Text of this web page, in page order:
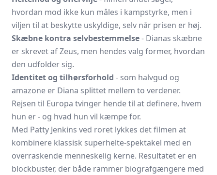
hvordan mod ikke kun måles i kampstyrke, men i
viljen til at beskytte uskyldige, selv når prisen er høj.
Skæbne kontra selvbestemmelse- Dianas skæbne
er skrevet af Zeus, men hendes valg former, hvordan
den udfolder sig.
Identitet og tilhørsforhold - som halvgud og
amazone er Diana splittet mellem to verdener.
Rejsen til Europa tvinger hende til at definere, hvem
hun er - og hvad hun vil kæmpe for.
Med Patty Jenkins ved roret lykkes det filmen at
kombinere klassisk superhelte-spektakel med en
overraskende menneskelig kerne. Resultatet er en
blockbuster, der både rammer biografgængere med